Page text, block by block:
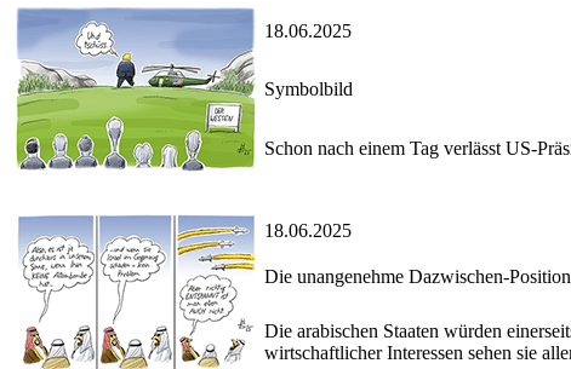
18.06.2025
Symbolbild
Schon nach einem Tag verlässt US-
18.06.2025
Die unangenehme Dazwischen-Position
Die arabischen Staaten würden
wirtschaftlicher Interessen sehen sie